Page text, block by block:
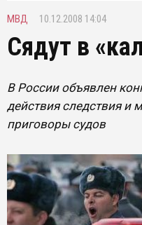
МВД 10.12.2008 14:04
Сядут в
В России объявлен
действия следствия и
приговоры судов